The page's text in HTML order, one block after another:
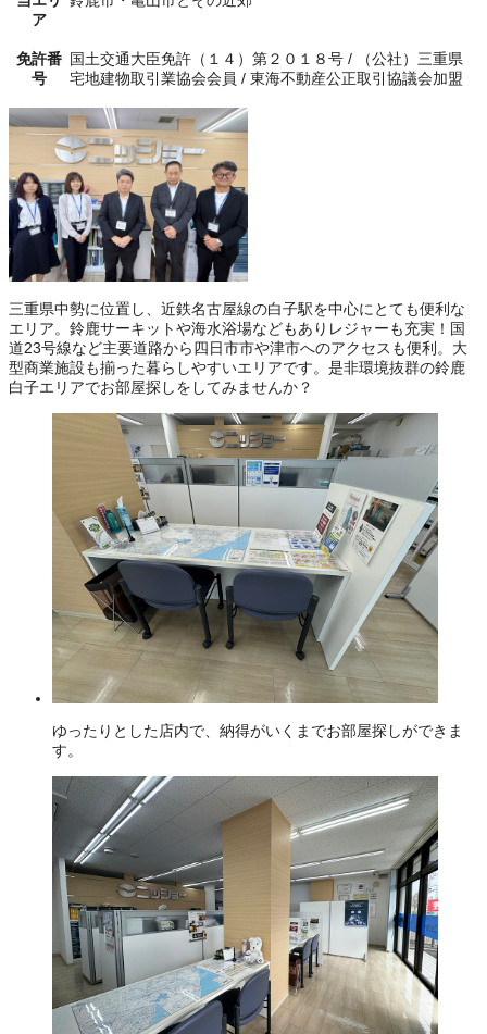
ア
免許番
号
国土交通大臣免許（１４）第２０１８号 / （公社）三重県
宅地建物取引業協会会員 / 東海不動産公正取引協議会加盟
三重県中勢に位置し、近鉄名古屋線の白子駅を中心にとても便利な
エリア。鈴鹿サーキットや海水浴場などもありレジャーも充実！国
道23号線など主要道路から四日市市や津市へのアクセスも便利。大
型商業施設も揃った暮らしやすいエリアです。是非環境抜群の鈴鹿
白子エリアでお部屋探しをしてみませんか？
ゆったりとした店内で、納得がいくまでお部屋探しができま
す。